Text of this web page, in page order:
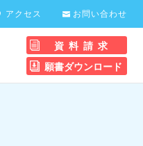
お問い合わせ
アクセス
資料請求
願書ダウンロード